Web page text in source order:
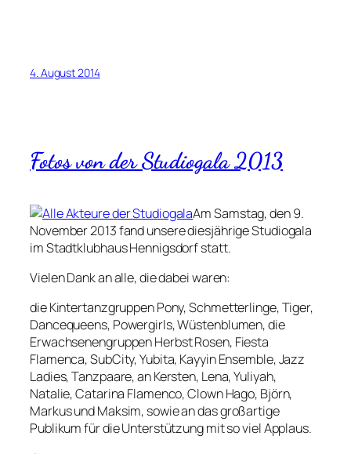
4. August 2014
Fotos von der Studiogala 2013
Am Samstag, den 9.
November 2013 fand unsere diesjährige Studiogala
im Stadtklubhaus Hennigsdorf statt.
Vielen Dank an alle, die dabei waren:
die Kintertanzgruppen Pony, Schmetterlinge, Tiger,
Dancequeens, Powergirls, Wüstenblumen, die
Erwachsenengruppen Herbst Rosen, Fiesta
Flamenca, SubCity, Yubita, Kayyin Ensemble, Jazz
Ladies, Tanzpaare, an Kersten, Lena, Yuliyah,
Natalie, Catarina Flamenco, Clown Hago, Björn,
Markus und Maksim, sowie an das großartige
Publikum für die Unterstützung mit so viel Applaus.